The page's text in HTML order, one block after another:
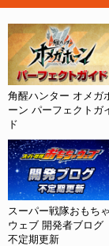
角醒ハンター オメガ
ーン パーフェクトガ
ド
スーパー戦隊おもちゃ
ウェブ 開発者ブログ
不定期更新